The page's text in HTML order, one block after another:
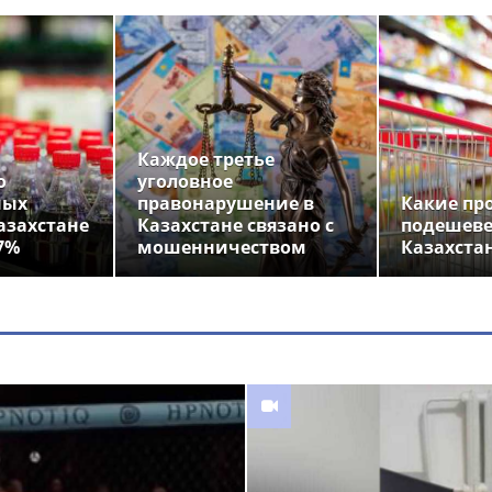
Каждое третье
уголовное
правонарушение в
Казахстане связано с
мошенничеством
Какие